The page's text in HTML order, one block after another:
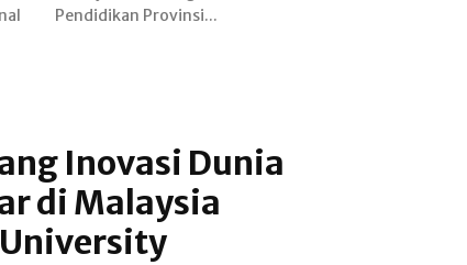
Pendidikan Provinsi...
Inovasi Dunia
di Malaysia
University